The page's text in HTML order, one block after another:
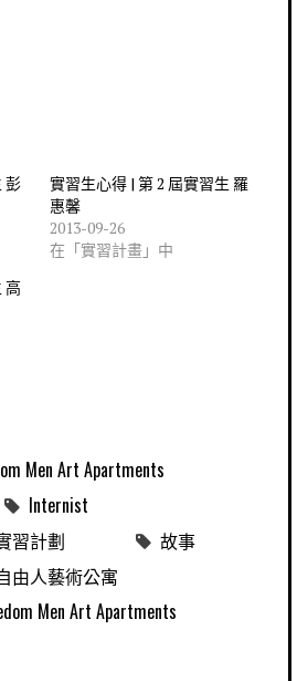
彭
實習生心得 | 第 2 屆實習生 羅
惠馨
2013-09-26
在「實習計畫」中
高
Men Art Apartments
Internist
習計劃
故事
由人藝術公寓
Men Art Apartments